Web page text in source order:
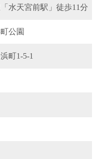
水天宮前駅」徒歩11分
公園
町1-5-1